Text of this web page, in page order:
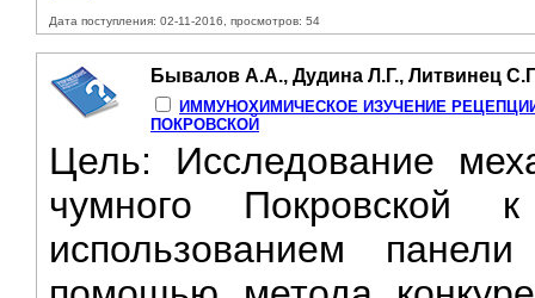
Дата поступления: 02-11-2016, просмотров: 54
Бывалов А.А., Дудина Л.Г., Литвинец
ИММУНОХИМИЧЕСКОЕ ИЗУЧЕНИЕ
ПОКРОВСКОЙ
Цель: Исследование
чумного
использованием